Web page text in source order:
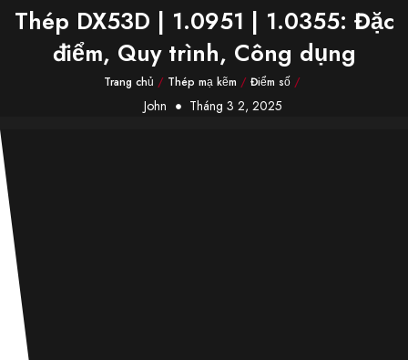
Thép DX53D | 1.0951 | 1.0355: Đặc
điểm, Quy trình, Công dụng
Trang chủ / Thép mạ kẽm / Điểm số /
John Tháng 3 2, 2025